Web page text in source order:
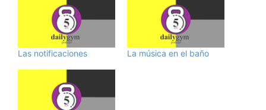
Las notificaciones La música en el baño